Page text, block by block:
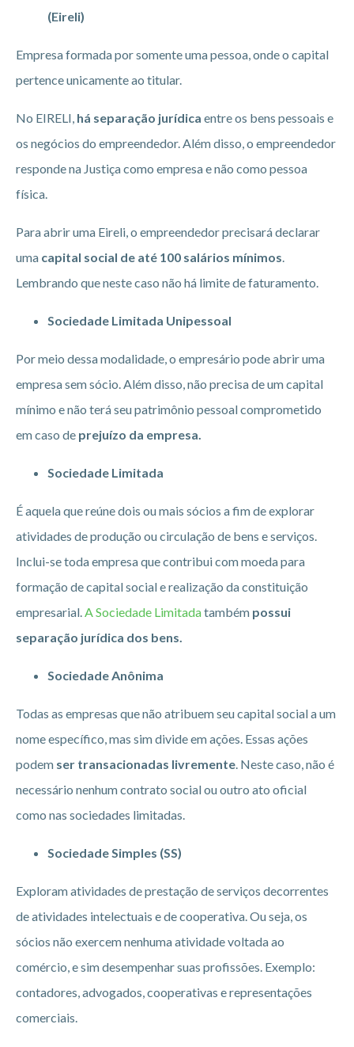
(Eireli)
Empresa formada por somente uma pessoa, onde o capital
pertence unicamente ao titular.
No EIRELI, há separação jurídica entre os bens pessoais e
os negócios do empreendedor. Além disso, o empreendedor
responde na Justiça como empresa e não como pessoa
física.
Para abrir uma Eireli, o empreendedor precisará declarar
uma capital social de até 100 salários mínimos
Lembrando que neste caso não há limite de faturamento.
Sociedade Limitada Unipessoal
Por meio dessa modalidade, o empresário pode abrir uma
empresa sem sócio. Além disso, não precisa de um capital
mínimo e não terá seu patrimônio pessoal comprometido
em caso de prejuízo da empresa.
Sociedade Limitada
É aquela que reúne dois ou mais sócios a fim de explorar
atividades de produção ou circulação de bens e serviços.
Inclui-se toda empresa que contribui com moeda para
formação de capital social e realização da constituição
empresarial. A Sociedade Limitadatambém possui
separação jurídica dos bens.
Sociedade Anônima
Todas as empresas que não atribuem seu capital social a um
nome específico, mas sim divide em ações. Essas ações
podem ser transacionadas livremente . Neste caso, não é
necessário nenhum contrato social ou outro ato oficial
como nas sociedades limitadas.
Sociedade Simples (SS)
Exploram atividades de prestação de serviços decorrentes
de atividades intelectuais e de cooperativa. Ou seja, os
sócios não exercem nenhuma atividade voltada ao
comércio, e sim desempenhar suas profissões. Exemplo:
contadores, advogados, cooperativas e representações
comerciais.